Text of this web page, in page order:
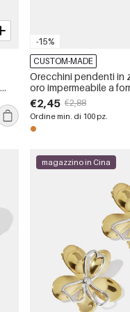
-15%
CUSTOM-MADE
Orecchini pendenti in
oro impermeabile a
serpente in acciaio
€2,45 €2,88
Ordine min. di 100 pz.
magazzino in Cina